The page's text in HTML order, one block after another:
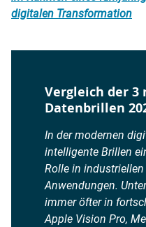
digitalen Transformation
Vergleich der 3
Datenbrillen
In der modernen
intelligente Brillen
Rolle in
Anwendungen.
immer öfter in
Apple Vision Pro,